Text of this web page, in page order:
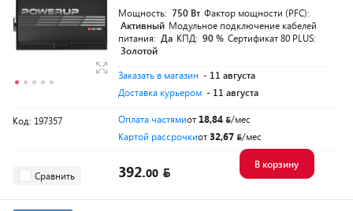
Мощность: 750 Вт Фактор мощности (PFC):
Активный Модульное подключение кабелей
питания: Да КПД: 90 % Сертификат 80 PLUS:
Золотой
Заказать в магазин - 11 августа
Доставка курьером - 11 августа
Код: 197357 Оплата частямиот 18,84
/мес
Картой рассрочкиот32,67 /мес
Сравнить 392.00
В корзину